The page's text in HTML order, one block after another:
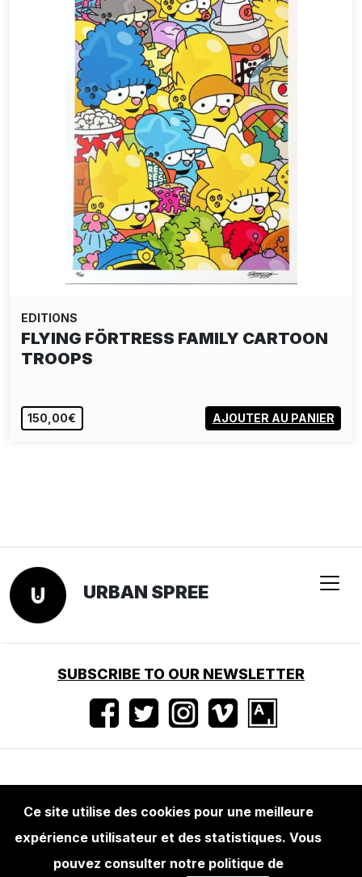
EDITIONS
MARINA MIKA X MR. PARADOX
PARADISE: SPIRITUAL…
EPUISÉ VOIR
EDITIONS
TONA: PULAU - BLUE
Ce site utilise des cookies pour une meilleure
expérience utilisateur et des statistiques. Vous
pouvez consulter notre politique de